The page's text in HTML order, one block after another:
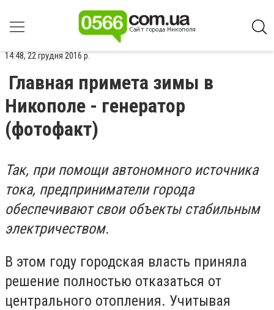
14:48, 22 грудня 2016 р.
Главная примета зимы в
Никополе - генератор
(фотофакт)
Так, при помощи автономного источника
тока, предприниматели города
обеспечивают свои объекты стабильным
электричеством.
В этом году городская власть приняла
решение полностью отказаться от
центрального отопления. Учитывая